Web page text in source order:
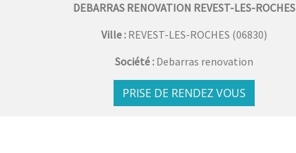
DEBARRAS RENOVATION REVEST-LES-ROCHES
Ville : REVEST-LES-ROCHES (06830)
Société : Debarras renovation
PRISE DE RENDEZ VOUS